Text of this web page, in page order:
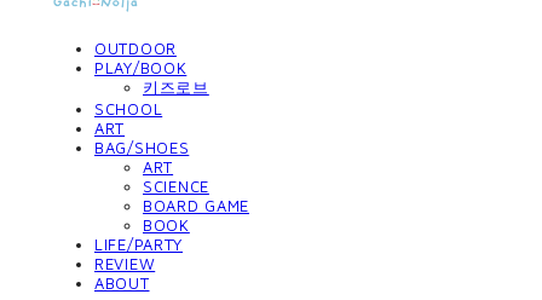
OUTDOOR
PLAY/BOOK
키즈로브
SCHOOL
ART
BAG/SHOES
ART
SCIENCE
BOARD GAME
BOOK
LIFE/PARTY
REVIEW
ABOUT